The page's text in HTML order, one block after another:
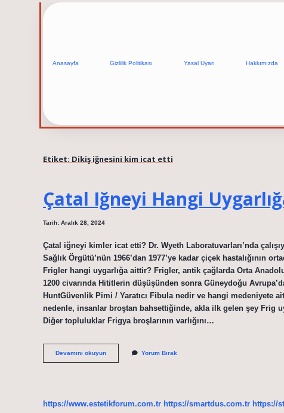
Anasayfa Gizlilik Politikası Yasal Uyarı Hakkımızda
Etiket: Dikiş iğnesini kim icat etti
Çatal Iğneyi Hangi
Tarih: Aralık 28, 2024
Çatal iğneyi kimler icat etti? Dr. Wyeth Laboratuvarları’nda
Sağlık Örgütü’nün 1966’dan 1977’ye kadar çiçek hastalığının
Frigler hangi uygarlığa aittir? Frigler, antik çağlarda Orta
1200 civarında Hititlerin düşüşünden sonra Güneydoğu
HuntGüvenlik Pimi / Yaratıcı Fibula nedir ve hangi medeniyete
nedenle, insanlar broştan bahsettiğinde, akla ilk gelen şey Frig
Diğer topluluklar Frigya broşlarının varlığını…
Devamını okuyunÇatal
Iğneyi
Yorum Bırak
https://www.estetikforum.com.tr https://smartdus.com.tr https://